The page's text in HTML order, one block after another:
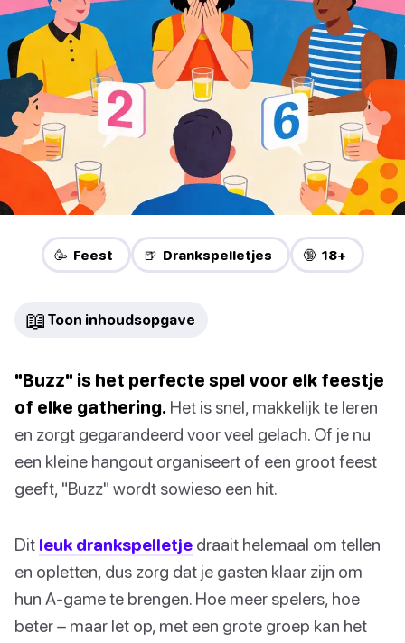
🥳 Feest 🍺 Drankspelletjes 🔞 18+
📖 Toon inhoudsopgave
"Buzz" is het perfecte spel voor elk feestje
of elke gathering. Het is snel, makkelijk te leren
en zorgt gegarandeerd voor veel gelach. Of je nu
een kleine hangout organiseert of een groot feest
geeft, "Buzz" wordt sowieso een hit.
Dit leuk drankspelletje draait helemaal om tellen
en opletten, dus zorg dat je gasten klaar zijn om
hun A-game te brengen. Hoe meer spelers, hoe
beter – maar let op, met een grote groep kan het